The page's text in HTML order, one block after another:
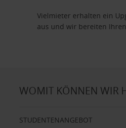
Vielmieter erhalten ein
aus und wir bereiten
WOMIT KÖNNEN WIR
STUDENTENANGEBOT